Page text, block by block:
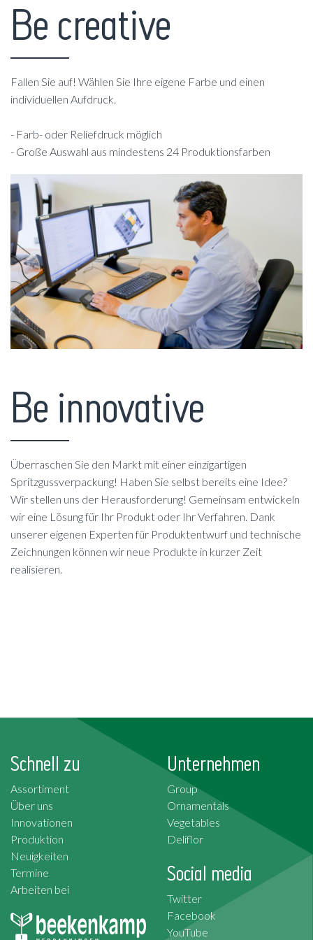
Be creative
Fallen Sie auf! Wählen Sie Ihre eigene Farbe und einen
individuellen Aufdruck.
- Farb- oder Reliefdruck möglich
- Große Auswahl aus mindestens 24 Produktionsfarben
Be innovative
Überraschen Sie den Markt mit einer einzigartigen
Spritzgussverpackung! Haben Sie selbst bereits eine Idee?
Wir stellen uns der Herausforderung! Gemeinsam entwickeln
wir eine Lösung für Ihr Produkt oder Ihr Verfahren. Dank
unserer eigenen Experten für Produktentwurf und technische
Zeichnungen können wir neue Produkte in kurzer Zeit
realisieren.
Schnell zu
Assortiment
Über uns
Innovationen
Produktion
Neuigkeiten
Termine
Arbeiten bei
Unternehmen
Group
Ornamentals
Vegetables
Deliflor
Social media
Twitter
Facebook
YouTube